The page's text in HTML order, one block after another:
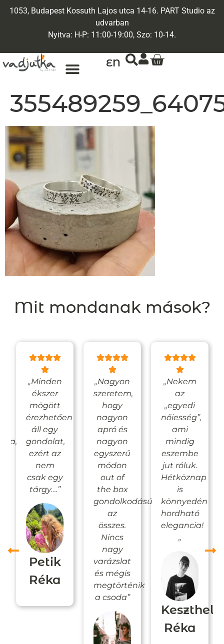
1053, Budapest Kossuth Lajos utca 14-16. PART Studio az
udvarban
Nyitva: H-P: 11:00-19:00, Szo: 10-14.
EN
Mit mondanak mások?
„Minden
ékszer
mögött
érezhetően
áll egy
gondolat,
ezért az
nem
csak egy
tárgy….”
Petik
Réka
„Nagyon
szeretem,
hogy
nagyon
apró és
nagyon
egyszerű
módon
out of
the box
gondolkodású
az
összes.
Nincs
nagy
varázslat
és mégis
megtörténik
a csoda”
„Nekem
az
„egyedi
nőiesség”,
ami
mindig
eszembe
jut róluk.
Hétköznap
is
könnyedén
hordható
elegancia!
„
Réka